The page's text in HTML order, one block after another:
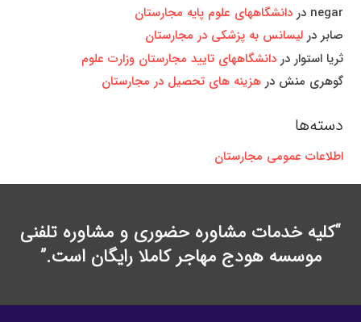
negar دردانشگاههای علوم پایه مجارستان
صابر درلیسانس به پزشکی در مجارستان
ثریا استوار دردانشگاههای تایید مجارستان وزارت علوم
گوهری منش درهزینه های تحصیل در مجارستان
دسته‌ها
اطلاعات عمومی مجارستان
“کلیه خدمات مشاوره حضوری و مشاوره تلفنی
موسسه هودج مهاجر کاملا رایگان است.”